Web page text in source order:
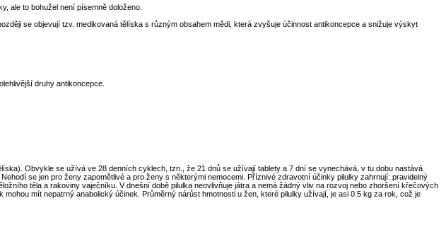
ale to bohužel není písemně doloženo.
se objevují tzv. medikovaná tělíska s různým obsahem mědi, která zvyšuje účinnost antikoncepce a snižuje výskyt
druhy antikoncepce.
Obvykle se užívá ve 28 denních cyklech, tzn., že 21 dnů se užívají tablety a 7 dní se vynechává, v tu dobu nastává
se jen pro ženy zapomětlivé a pro ženy s některými nemocemi. Příznivé zdravotní účinky pilulky zahrnují: pravidelný
těla a rakoviny vaječníku. V dnešní době pilulka neovlivňuje játra a nemá žádný vliv na rozvoj nebo zhoršení křečových
mít nepatrný anabolický účinek. Průměrný nárůst hmotnosti u žen, které pilulky užívají, je asi 0.5 kg za rok, což je